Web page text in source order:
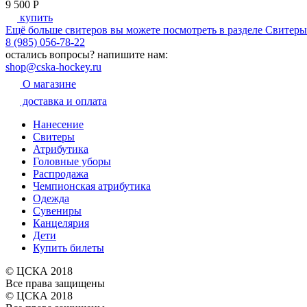
9 500 P
купить
Ещё больше свитеров вы можете посмотреть в разделе
8 (985) 056-78-22
остались вопросы? напишите нам:
shop@cska-hockey.ru
О магазине
доставка и оплата
Нанесение
Свитеры
Атрибутика
Головные уборы
Распродажа
Чемпионская атрибутика
Одежда
Сувениры
Канцелярия
Дети
Купить билеты
© ЦСКА 2018
Все права защищены
© ЦСКА 2018